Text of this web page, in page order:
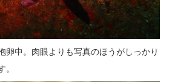
卵中。肉眼よりも写真のほうがしっかり